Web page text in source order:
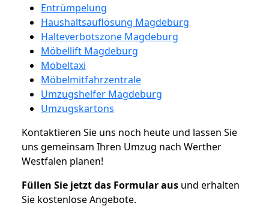
Entrümpelung
Haushaltsauflösung Magdeburg
Halteverbotszone Magdeburg
Möbellift Magdeburg
Möbeltaxi
Möbelmitfahrzentrale
Umzugshelfer Magdeburg
Umzugskartons
Kontaktieren Sie uns noch heute und lassen Sie
uns gemeinsam Ihren Umzug nach Werther
Westfalen planen!
Füllen Sie jetzt das Formular aus und erhalten
Sie kostenlose Angebote.